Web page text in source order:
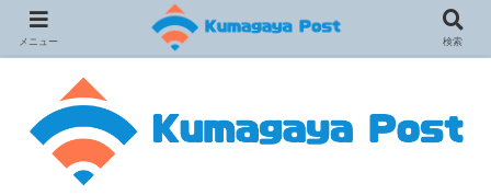
メニュー 検索